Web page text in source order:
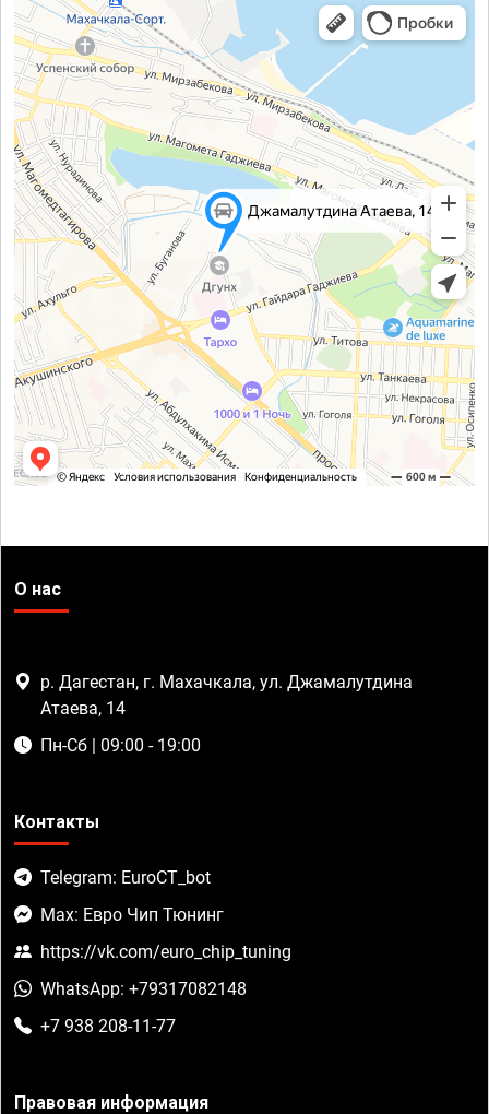
О нас
р. Дагестан, г. Махачкала, ул. Джамалутдина
Атаева, 14
Пн-Сб | 09:00 - 19:00
Контакты
Telegram: EuroCT_bot
Max: Евро Чип Тюнинг
https://vk.com/euro_chip_tuning
WhatsApp: +79317082148
+7 938 208-11-77
Правовая информация